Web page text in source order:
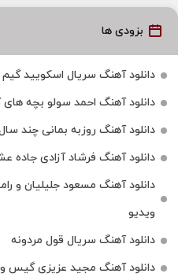
بزودی ها
دانلود آهنگ سریال اسکویید گیم 3 “کامل” آپدیت 2025
دانلود آهنگ احمد سولو بچه های
دانلود آهنگ روزبه بمانی چند
دانلود آهنگ فرشاد آزادی جاده
ویدیو
دانلود آهنگ سریال قول مردونه
دانلود آهنگ مجید عزیزی گیس